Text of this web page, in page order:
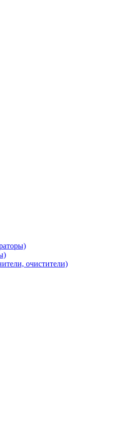
очистители)